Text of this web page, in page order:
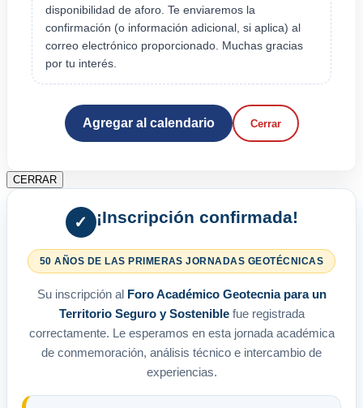
disponibilidad de aforo. Te enviaremos la
confirmación (o información adicional, si aplica) al
correo electrónico proporcionado. Muchas gracias
por tu interés.
Agregar al calendario Cerrar
CERRAR
✓ ¡Inscripción confirmada!
50 AÑOS DE LAS PRIMERAS JORNADAS GEOTÉCNICAS
Su inscripción al Foro Académico Geotecnia para un
Territorio Seguro y Sosteniblefue registrada
correctamente. Le esperamos en esta jornada académica
de conmemoración, análisis técnico e intercambio de
experiencias.